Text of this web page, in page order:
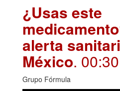
¿Usas este
alerta
México. 00:30
Grupo Fórmula